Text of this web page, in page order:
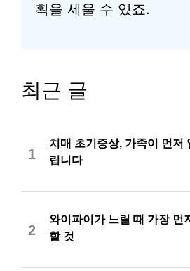
획을 세울 수 있죠.
최근 글
1
치매 초기증상, 가족이 먼저
립니다
2
와이파이가 느릴 때 가장 먼
할 것